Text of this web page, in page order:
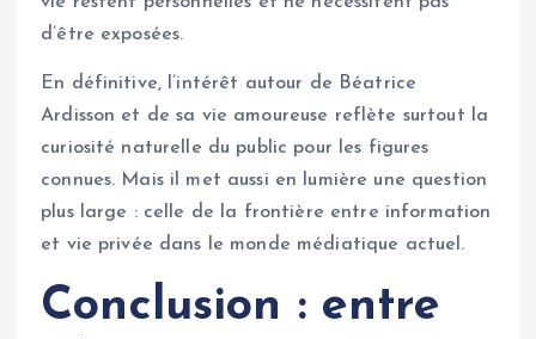
d’être exposées.
En définitive, l’intérêt autour de Béatrice
Ardisson et de sa vie amoureuse reflète surtout la
curiosité naturelle du public pour les figures
connues. Mais il met aussi en lumière une question
plus large : celle de la frontière entre information
et vie privée dans le monde médiatique actuel.
Conclusion : entre